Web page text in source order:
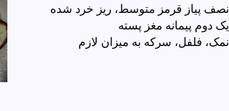
نصف پیاز قرمز متوسط، ریز خرد شده
یک دوم پیمانه مغز پسته
نمک، فلفل، سرکه به میزان لازم